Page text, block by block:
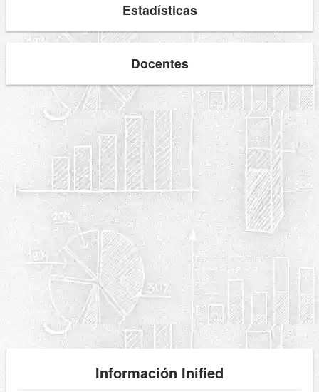
Estadísticas
Docentes
Información Inified